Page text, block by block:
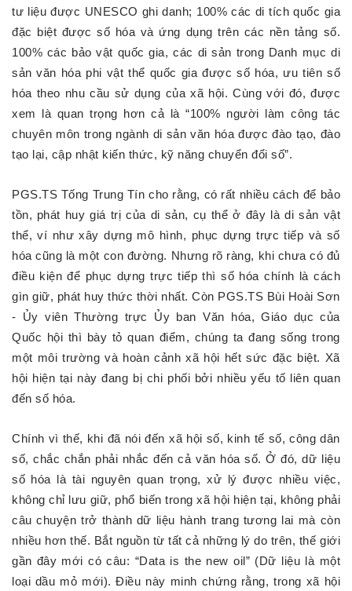
tư liệu được UNESCO ghi danh; 100% các di tích quốc gia
đặc biệt được số hóa và ứng dụng trên các nền tảng số.
100% các bảo vật quốc gia, các di sản trong Danh mục di
sản văn hóa phi vật thể quốc gia được số hóa, ưu tiên số
hóa theo nhu cầu sử dụng của xã hội. Cùng với đó, được
xem là quan trọng hơn cả là “100% người làm công tác
chuyên môn trong ngành di sản văn hóa được đào tạo, đào
tạo lại, cập nhật kiến thức, kỹ năng chuyển đổi số”.
PGS.TS Tống Trung Tín cho rằng, có rất nhiều cách để bảo
tồn, phát huy giá trị của di sản, cụ thể ở đây là di sản vật
thể, ví như xây dựng mô hình, phục dựng trực tiếp và số
hóa cũng là một con đường. Nhưng rõ ràng, khi chưa có đủ
điều kiện để phục dựng trực tiếp thì số hóa chính là cách
gìn giữ, phát huy thức thời nhất. Còn PGS.TS Bùi Hoài Sơn
- Ủy viên Thường trực Ủy ban Văn hóa, Giáo dục của
Quốc hội thì bày tỏ quan điểm, chúng ta đang sống trong
một môi trường và hoàn cảnh xã hội hết sức đặc biệt. Xã
hội hiện tại này đang bị chi phối bởi nhiều yếu tố liên quan
đến số hóa.
Chính vì thế, khi đã nói đến xã hội số, kinh tế số, công dân
số, chắc chắn phải nhắc đến cả văn hóa số. Ở đó, dữ liệu
số hóa là tài nguyên quan trọng, xử lý được nhiều việc,
không chỉ lưu giữ, phổ biến trong xã hội hiện tại, không phải
câu chuyện trở thành dữ liệu hành trang tương lai mà còn
nhiều hơn thế. Bắt nguồn từ tất cả những lý do trên, thế giới
gần đây mới có câu: “Data is the new oil” (Dữ liệu là một
loại dầu mỏ mới). Điều này minh chứng rằng, trong xã hội